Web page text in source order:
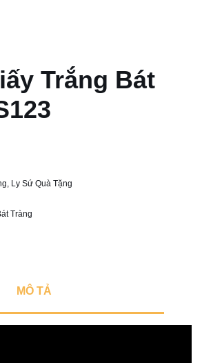
Trắng Bát
Ly Sứ Quà Tặng
Tràng
MÔ TẢ